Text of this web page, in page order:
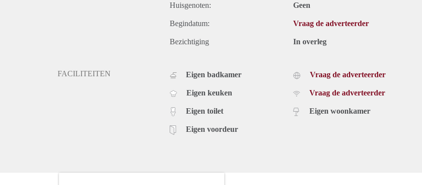
Huisgenoten: Geen
Begindatum: Vraag de adverteerder
Bezichtiging In overleg
FACILITEITEN Eigen badkamer
Eigen keuken
Eigen toilet
Eigen voordeur
Vraag de adverteerder
Vraag de adverteerder
Eigen woonkamer